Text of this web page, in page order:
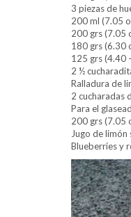
3 piezas de
200 ml (7.05
200 grs (7.05
180 grs (6.30
125 grs (4.40
2 ½
Ralladura de
2 cucharadas
Para el
200 grs (7.05
Jugo de limón
Blueberries y